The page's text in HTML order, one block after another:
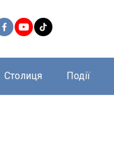
Столиця Події